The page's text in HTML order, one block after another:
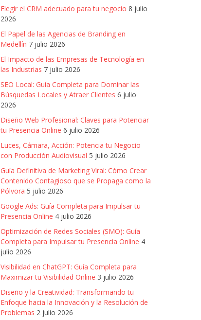
Elegir el CRM adecuado para tu negocio 8 julio
2026
El Papel de las Agencias de Branding en
Medellín 7 julio 2026
El Impacto de las Empresas de Tecnología en
las Industrias 7 julio 2026
SEO Local: Guía Completa para Dominar las
Búsquedas Locales y Atraer Clientes 6 julio
2026
Diseño Web Profesional: Claves para Potenciar
tu Presencia Online 6 julio 2026
Luces, Cámara, Acción: Potencia tu Negocio
con Producción Audiovisual 5 julio 2026
Guía Definitiva de Marketing Viral: Cómo Crear
Contenido Contagioso que se Propaga como la
Pólvora 5 julio 2026
Google Ads: Guía Completa para Impulsar tu
Presencia Online 4 julio 2026
Optimización de Redes Sociales (SMO): Guía
Completa para Impulsar tu Presencia Online 4
julio 2026
Visibilidad en ChatGPT: Guía Completa para
Maximizar tu Visibilidad Online 3 julio 2026
Diseño y la Creatividad: Transformando tu
Enfoque hacia la Innovación y la Resolución de
Problemas 2 julio 2026